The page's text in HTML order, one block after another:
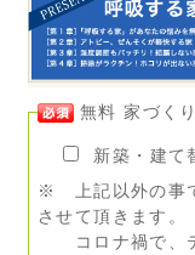
無料 家づく
新築・建て
※ 上記以外の事
させて頂きます。
コロナ禍で、テ